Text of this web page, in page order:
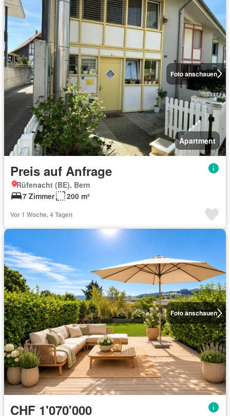
Foto anschauen
Apartment
Preis auf Anfrage
Rüfenacht (BE), Bern
7 Zimmer
200 m²
Vor 1 Woche, 4 Tagen
Foto anschauen
CHF 1'070'000